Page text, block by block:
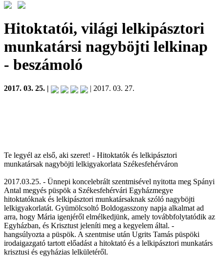
Hitoktatói, világi lelkipásztori
munkatársi nagyböjti lelkinap
- beszámoló
2017. 03. 25. | | 2017. 03. 27.
Te legyél az első, aki szeret! - Hitoktatók és lelkipásztori
munkatársak nagyböjti lelkigyakorlata Székesfehérváron
2017.03.25. - Ünnepi koncelebrált szentmisével nyitotta meg Spányi
Antal megyés püspök a Székesfehérvári Egyházmegye
hitoktatóknak és lelkipásztori munkatársaknak szóló nagyböjti
lelkigyakorlatát. Gyümölcsoltó Boldogasszony napja alkalmat ad
arra, hogy Mária igenjéről elmélkedjünk, amely továbbfolytatódik az
Egyházban, és Krisztust jeleníti meg a kegyelem által. -
hangsúlyozta a püspök. A szentmise után Ugrits Tamás püspöki
irodaigazgató tartott előadást a hitoktató és a lelkipásztori munkatárs
krisztusi és egyházias lelkületéről.